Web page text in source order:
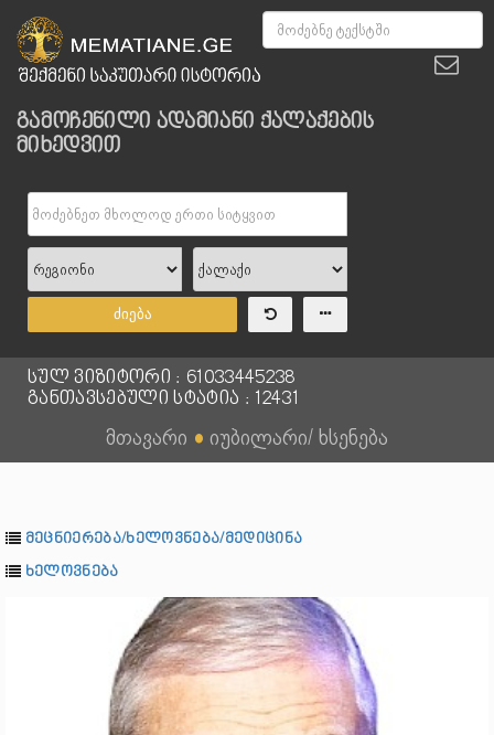
გამოჩენილი ადამიანი ქალაქების
მიხედვით
ძიება
სულ ვიზიტორი : 61033445238
განთავსებული სტატია : 12431
მთავარი ● იუბილარი/ ხსენება
მეცნიერება/ხელოვნება/მედიცინა
ხელოვნება